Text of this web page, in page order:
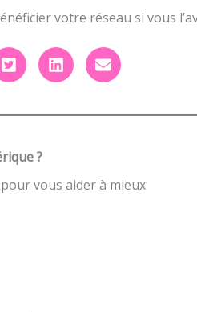
votre réseau si vous
?
vous aider à mieux